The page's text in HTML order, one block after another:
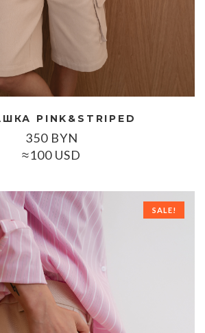
PINK&STRIPED
350BYN
≈100 USD
SALE!